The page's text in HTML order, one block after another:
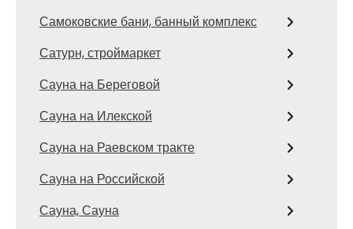
Самоковские бани, банный комплекс
Сатурн, строймаркет
Сауна на Береговой
Сауна на Илекской
Сауна на Раевском тракте
Сауна на Российской
Сауна, Сауна